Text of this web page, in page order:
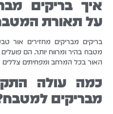
איך בריקים
על תאורת
בריקים מבריקים מחזירים אור
מטבח בהיר ומרווח יותר. הם
האור בכל המרחב ומפחיתים צללים
כמה עולה
מבריקים